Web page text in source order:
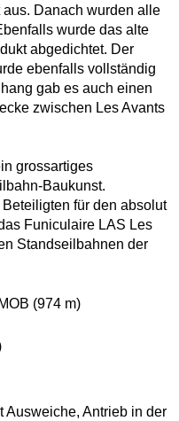
Danach wurden alle
wurde das alte
abgedichtet. Der
ebenfalls vollständig
gab es auch einen
zwischen Les Avants
grossartiges
Baukunst.
für den absolut
Funiculaire LAS Les
Standseilbahnen der
(974 m)
Ausweiche, Antrieb in der